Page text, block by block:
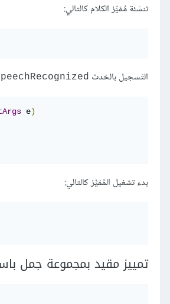
تنشئة مُمَيِّز الكلام كالتالي:
التَسجيل بالحَدث
e)
بدء تشغيل المُمَيِّز كالتالي:
تمييز مقيد بمجموعة جمل